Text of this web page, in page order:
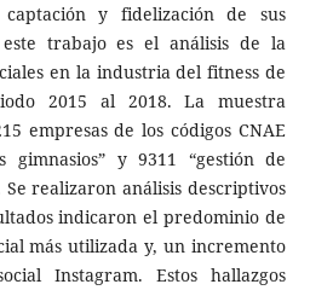
y fidelización de sus
trabajo es el análisis de la
en la industria del fitness de
2015 al 2018. La muestra
empresas de los códigos CNAE
gimnasios” y 9311 “gestión de
realizaron análisis descriptivos
indicaron el predominio de
más utilizada y, un incremento
Instagram. Estos hallazgos